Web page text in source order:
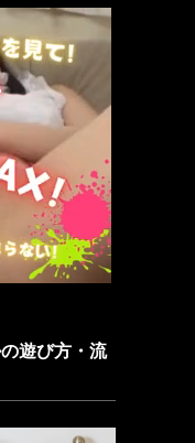
遊び方・流